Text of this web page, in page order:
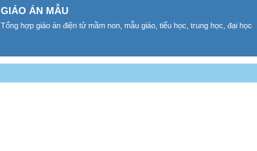
GIÁO ÁN MẪU
Tổng hợp giáo án điện tử mầm non, mẫu giáo, tiểu học, trung học, đại học